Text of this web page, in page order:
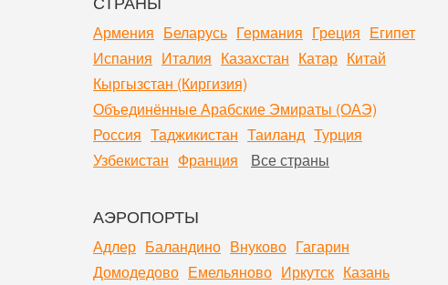
Армения Беларусь Германия Греция Египет
Испания Италия Казахстан Катар Китай
Кыргызстан (Киргизия)
Объединённые Арабские Эмираты (ОАЭ)
Россия Таджикистан Таиланд Турция
Узбекистан Франция Все страны
АЭРОПОРТЫ
Адлер Баландино Внуково Гагарин
Домодедово Емельяново Иркутск Казань